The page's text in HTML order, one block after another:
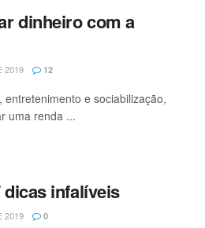
dinheiro com a
2019 12
e sociabilização,
uma renda ...
infalíveis
2019 0